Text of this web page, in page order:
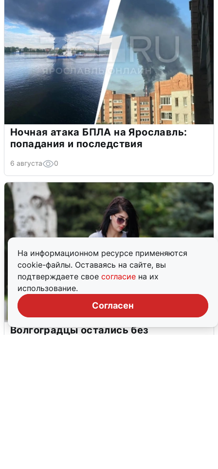
На информационном ресурсе применяются
cookie-файлы. Оставаясь на сайте, вы
подтверждаете свое согласие на их
использование.
Согласен
Ночная атака БПЛА на Ярославль:
попадания и последствия
6 августа 0
Волгоградцы остались без